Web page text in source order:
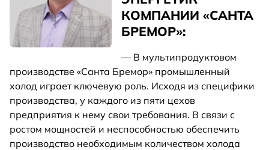
КОМПАНИИ «САНТА
БРЕМОР»:
— В мультипродуктовом
производстве «Санта Бремор» промышленный
холод играет ключевую роль. Исходя из специфики
производства, у каждого из пяти цехов
предприятия к нему свои требования. В связи с
ростом мощностей и неспособностью обеспечить
производство необходимым количеством холода